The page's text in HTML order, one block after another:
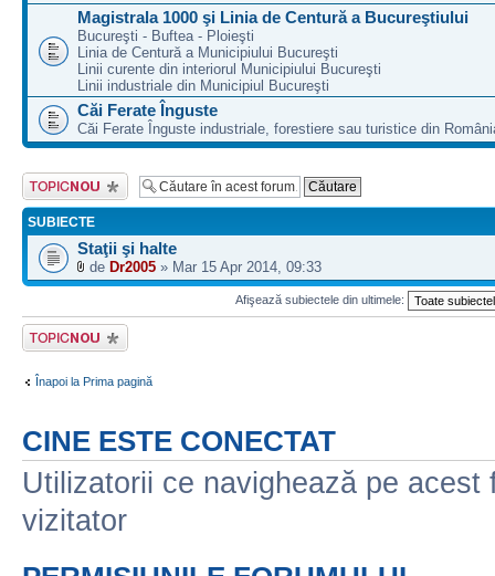
Magistrala 1000 şi Linia de Centură a Bucureştiului
Bucureşti - Buftea - Ploieşti
Linia de Centură a Municipiului Bucureşti
Linii curente din interiorul Municipiului Bucureşti
Linii industriale din Municipiul Bucureşti
Căi Ferate Înguste
Căi Ferate Înguste industriale, forestiere sau turistice din
Scrie un subiect
nou
SUBIECTE
Staţii şi halte
de Dr2005 » Mar 15 Apr 2014, 09:33
Afişează subiectele din ultimele:
Scrie un subiect
nou
Înapoi la Prima pagină
CINE ESTE CONECTAT
Utilizatorii ce navighează pe
vizitator